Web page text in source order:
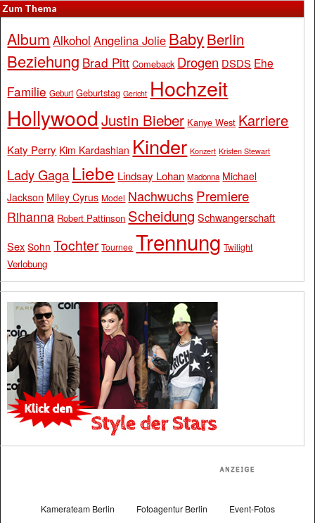
Zum Thema
Album Alkohol Angelina Jolie BabyBerlin
Beziehung Brad Pitt Comeback Drogen DSDS Ehe
Familie Geburt Geburtstag Gericht Hochzeit
Hollywood Justin Bieber Kanye West Karriere
Katy Perry Kim Kardashian Kinder Konzert Kristen Stewart
Lady Gaga Liebe Lindsay Lohan Madonna Michael
Jackson Miley Cyrus Model Nachwuchs Premiere
Rihanna Robert Pattinson Scheidung Schwangerschaft
Sex Sohn Tochter Tournee Trennung Twilight
Verlobung
Kamerateam Berlin Fotoagentur Berlin Event-Fotos